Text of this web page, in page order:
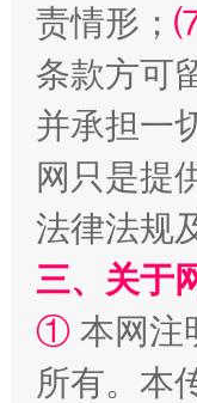
全民健身五年
责情形；
条款方可
并承担一
网只是提
法律法规
三、关于
① 本网注
所有。本